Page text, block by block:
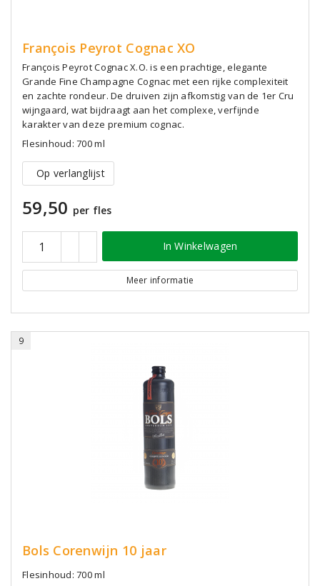
François Peyrot Cognac XO
François Peyrot Cognac X.O. is een prachtige, elegante
Grande Fine Champagne Cognac met een rijke complexiteit
en zachte rondeur. De druiven zijn afkomstig van de 1er Cru
wijngaard, wat bijdraagt aan het complexe, verfijnde
karakter van deze premium cognac.
Flesinhoud: 700 ml
Op verlanglijst
59,50 per fles
In Winkelwagen
Meer informatie
9
Bols Corenwijn 10 jaar
Flesinhoud: 700 ml